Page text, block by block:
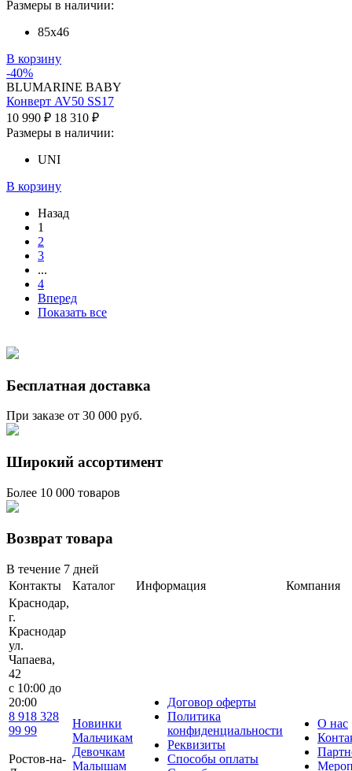
Размеры в наличии:
85х46
В корзину
-40%
BLUMARINE BABY
Конверт AV50 SS17
10 990 ₽ 18 310 ₽
Размеры в наличии:
UNI
В корзину
Назад
1
2
3
...
4
Вперед
Показать все
Бесплатная доставка
При заказе от 30 000 руб.
Широкий ассортимент
Более 10 000 товаров
Возврат товара
В течение 7 дней
Контакты
Каталог Информация
Компания
Краснодар,
г.
Краснодар
ул.
Чапаева,
42
с 10:00 до
20:00
8 918 328
99 99
Ростов-на-
Новинки
Мальчикам
Девочкам
Малышам
Договор оферты
Политика
конфиденциальности
Реквизиты
Способы оплаты
О нас